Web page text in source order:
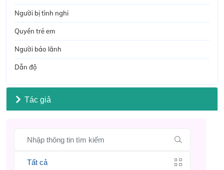
Người bị tình nghi
Quyền trẻ em
Người bảo lãnh
Dẫn độ
Tác giả